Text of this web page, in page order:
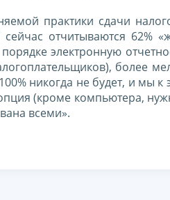
практики сдачи
отчитываются 62%
электронную
более
никогда не будет, и
(кроме компьютера,
всеми».